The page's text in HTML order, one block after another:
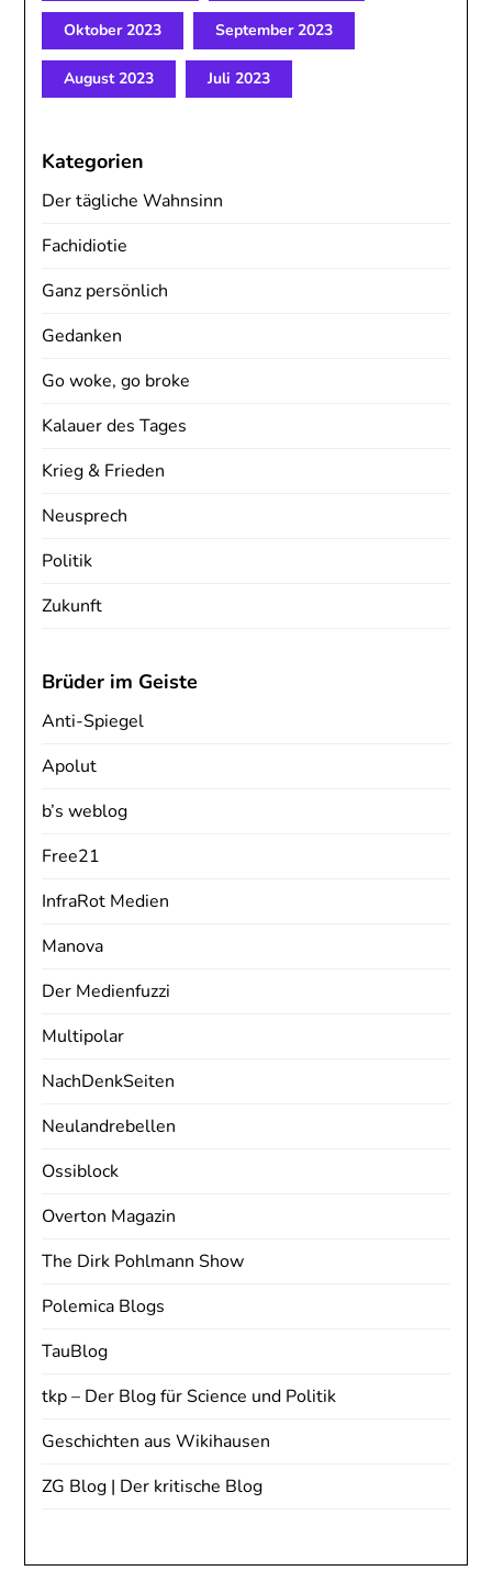
Oktober 2023 September 2023
August 2023 Juli 2023
Kategorien
Der tägliche Wahnsinn
Fachidiotie
Ganz persönlich
Gedanken
Go woke, go broke
Kalauer des Tages
Krieg & Frieden
Neusprech
Politik
Zukunft
Brüder im Geiste
Anti-Spiegel
Apolut
b’s weblog
Free21
InfraRot Medien
Manova
Der Medienfuzzi
Multipolar
NachDenkSeiten
Neulandrebellen
Ossiblock
Overton Magazin
The Dirk Pohlmann Show
Polemica Blogs
TauBlog
tkp – Der Blog für Science und Politik
Geschichten aus Wikihausen
ZG Blog | Der kritische Blog